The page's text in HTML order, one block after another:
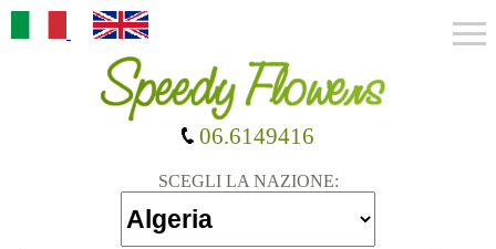
SCEGLI LA NAZIONE:
06.6149416